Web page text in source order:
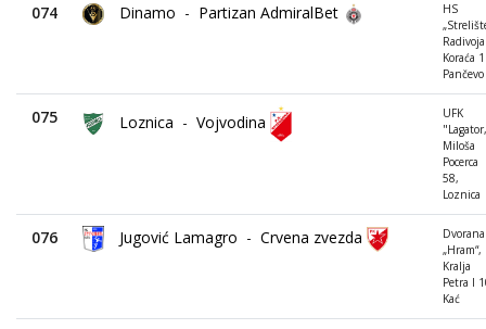
074 Dinamo - Partizan AdmiralBet
HS
Radivoja
Koraća
Pančevo
075 Loznica - Vojvodina
UFK
"Lagator,
Miloša
Pocerca
58,
Loznica
076 Jugović Lamagro - Crvena zvezda
Dvorana
„Hram“,
Kralja
Petra I
Kać